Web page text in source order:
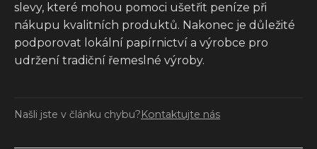
slevy, které mohou pomoci ušetřit peníze při
nákupu kvalitních produktů. Nakonec je důležité
podporovat lokální papírnictví a výrobce pro
udržení tradiční řemeslné výroby.
Našli jste v článku chybu? Kontaktujte nás